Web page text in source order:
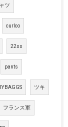
ツ
curlco
22ss
pants
ツキ
フランス軍